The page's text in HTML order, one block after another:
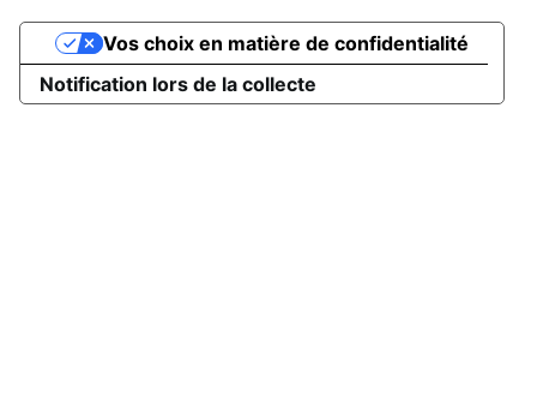
Notification lors de la collecte
Vos choix en matière de confidentialité